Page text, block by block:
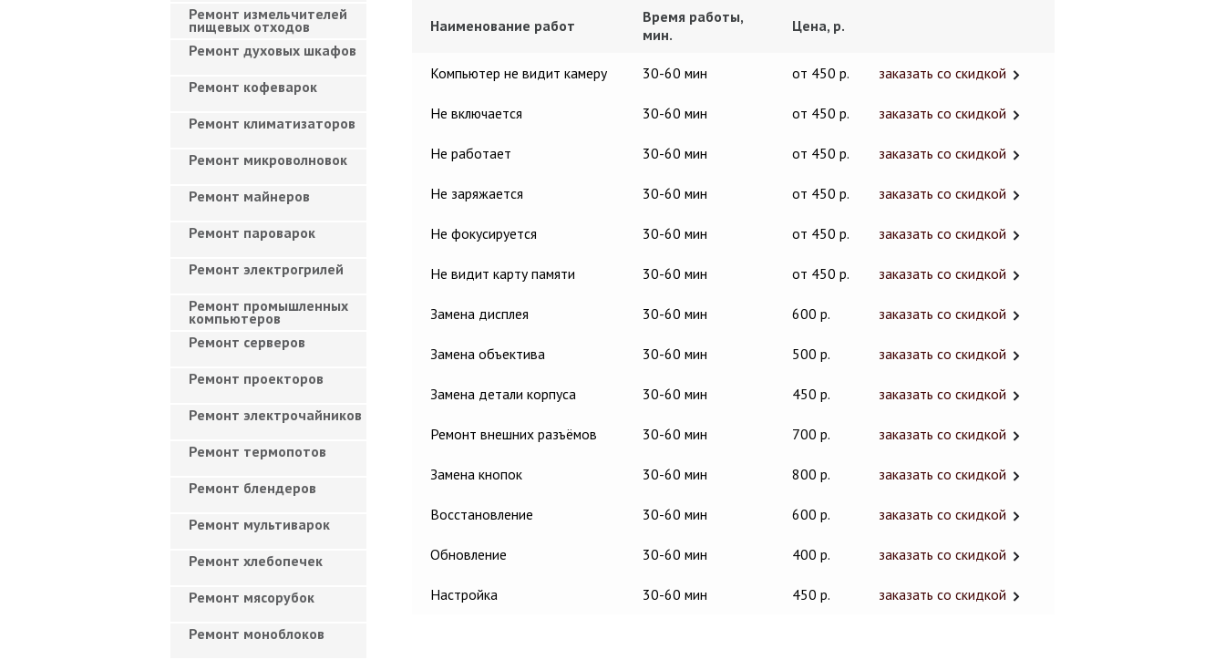
Наименование работ
Время работы,
мин.
Цена, р.
Компьютер не видит камеру 30-60 мин от 450 р. заказать со скидкой
Не включается 30-60 мин от 450 р. заказать со скидкой
Не работает 30-60 мин от 450 р. заказать со скидкой
Не заряжается 30-60 мин от 450 р. заказать со скидкой
Не фокусируется 30-60 мин от 450 р. заказать со скидкой
Не видит карту памяти 30-60 мин от 450 р. заказать со скидкой
Замена дисплея 30-60 мин 600 р. заказать со скидкой
Замена объектива 30-60 мин 500 р. заказать со скидкой
Замена детали корпуса 30-60 мин 450 р. заказать со скидкой
Ремонт внешних разъёмов 30-60 мин 700 р. заказать со скидкой
Замена кнопок 30-60 мин 800 р. заказать со скидкой
Восстановление 30-60 мин 600 р. заказать со скидкой
Обновление 30-60 мин 400 р. заказать со скидкой
Настройка 30-60 мин 450 р. заказать со скидкой
Ремонт измельчителей
пищевых отходов
Ремонт духовых шкафов
Ремонт кофеварок
Ремонт климатизаторов
Ремонт микроволновок
Ремонт майнеров
Ремонт пароварок
Ремонт электрогрилей
Ремонт промышленных
компьютеров
Ремонт серверов
Ремонт проекторов
Ремонт электрочайников
Ремонт термопотов
Ремонт блендеров
Ремонт мультиварок
Ремонт хлебопечек
Ремонт мясорубок
Ремонт моноблоков